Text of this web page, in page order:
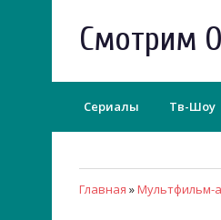
Смотрим
Сериалы Тв-Шоу
Главная »Мультфильм-